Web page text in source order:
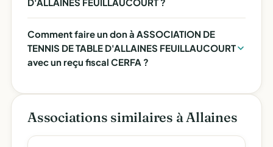
Comment faire un don à ASSOCIATION DE
TENNIS DE TABLE D'ALLAINES FEUILLAUCOURT
avec un reçu fiscal CERFA ?
Associations similaires à Allaines